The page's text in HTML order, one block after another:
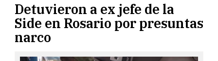
Detuvieron a ex jefe de la
Side en Rosario por presuntas
narco